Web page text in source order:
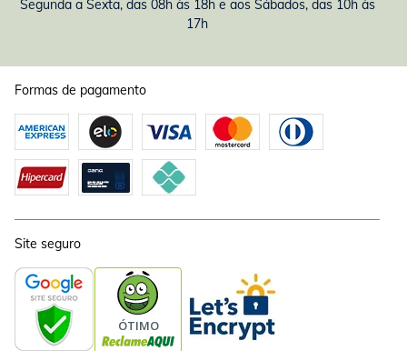
Segunda a Sexta, das 08h às 18h e aos Sábados, das 10h às
17h
Formas de pagamento
Site seguro